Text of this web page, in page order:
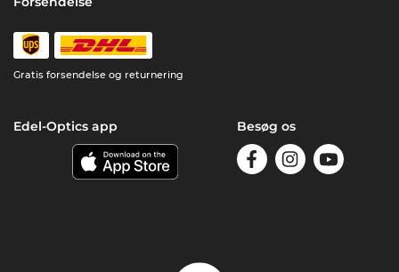
Gratis forsendelse og returnering
Edel-Optics app Besøg os